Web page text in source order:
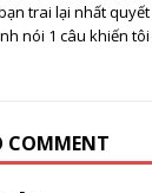
trai lại nhất
nói 1 câu khiến
COMMENT